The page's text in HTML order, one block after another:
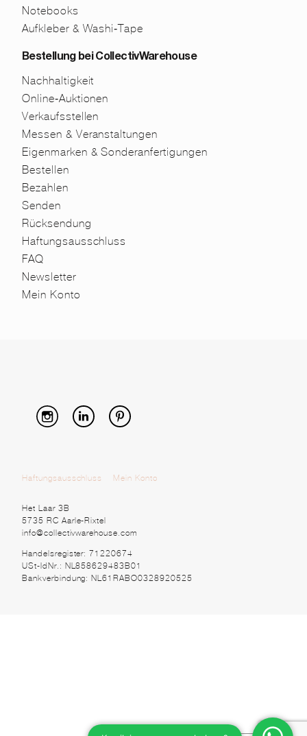
Notebooks
Aufkleber & Washi-Tape
Bestellung bei CollectivWarehouse
Nachhaltigkeit
Online-Auktionen
Verkaufsstellen
Messen & Veranstaltungen
Eigenmarken & Sonderanfertigungen
Bestellen
Bezahlen
Senden
Rücksendung
Haftungsausschluss
FAQ
Newsletter
Mein Konto
Haftungsausschluss Mein Konto
Het Laar 3B
5735 RC Aarle-Rixtel
info@collectivwarehouse.com
Handelsregister: 71220674
USt-IdNr.: NL858629483B01
Bankverbindung: NL61RABO0328920525